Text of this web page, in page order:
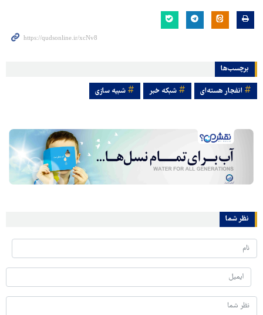
برچسب‌ها
انفجار هسته‌ای شبکه خبر شبیه سازی
نظر شما